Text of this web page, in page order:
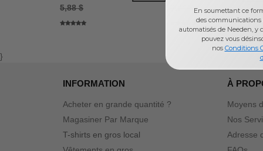
5,88 $
}
INFORMATION
Acheter en grande quantité ?
Magasiner Par Marque
T-shirts en gros local
À
Moyens
Nos
Adresse
En soumettant ce
des communications
automatisés de Needen, y
pouvez vous
nos Conditions